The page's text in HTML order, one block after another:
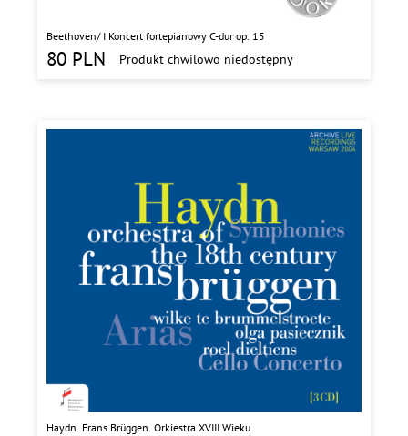
Beethoven/ I Koncert fortepianowy C-dur op. 15
80 PLN Produkt chwilowo niedostępny
Haydn. Frans Brüggen. Orkiestra XVIII Wieku